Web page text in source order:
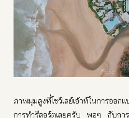
ภาพมุมสูงที่โชว์เลย์เอ้าท์ในการออ
การทำรีสอร์ตเลยครับ พอๆ กับกา